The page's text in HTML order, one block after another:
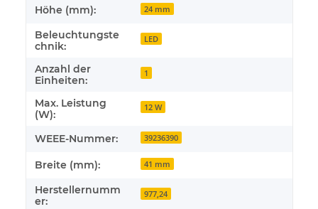
Höhe (mm): 24 mm
Beleuchtungste
chnik:
LED
Anzahl der
Einheiten:
1
Max. Leistung
(W):
12 W
WEEE-Nummer: 39236390
Breite (mm): 41 mm
Herstellernumm
er:
977,24